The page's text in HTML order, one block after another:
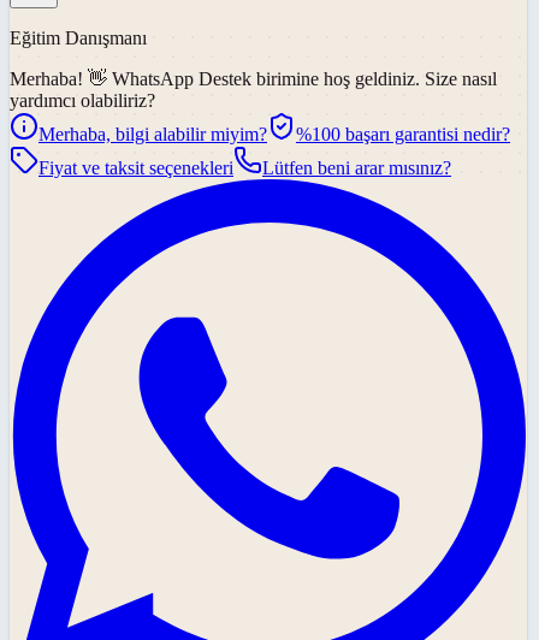
Eğitim Danışmanı
Merhaba! 👋 WhatsApp Destek birimine hoş geldiniz. Size nasıl
yardımcı olabiliriz?
Merhaba, bilgi alabilir miyim?
%100 başarı garantisi nedir?
Fiyat ve taksit seçenekleri
Lütfen beni arar mısınız?